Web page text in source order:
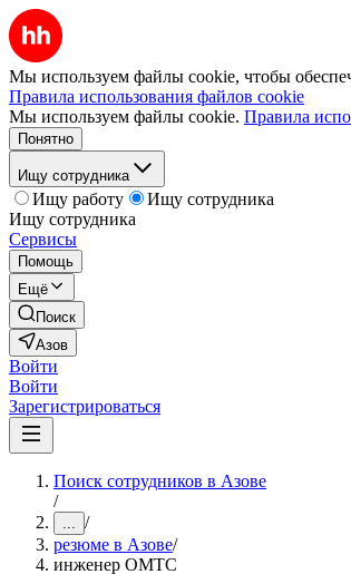
Мы используем файлы cookie, чтобы
Правила использования файлов cookie
Мы используем файлы cookie. Правила
Понятно
Ищу сотрудника
Ищу работу
Ищу сотрудника
Ищу сотрудника
Сервисы
Помощь
Ещё
Поиск
Азов
Войти
Войти
Зарегистрироваться
Поиск сотрудников в Азове
/
... /
резюме в Азове/
инженер ОМТС